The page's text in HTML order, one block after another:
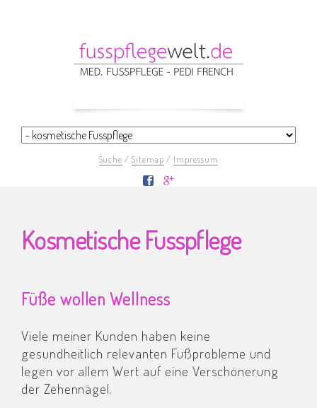
überspringen
Navigation
Navigation
Suche Sitemap Impressum
überspringen
Kosmetische Fusspflege
Füße wollen Wellness
Viele meiner Kunden haben keine
gesundheitlich relevanten Fußprobleme und
legen vor allem Wert auf eine Verschönerung
der Zehennägel.